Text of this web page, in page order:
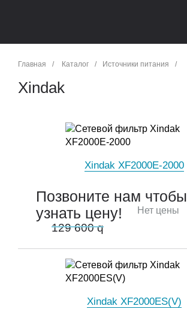
Главная / Каталог / Источники питания /
Xindak
Xindak XF2000E-2000
Позвоните нам чтобы
узнать цену!
129 600 q
Нет цены
Xindak XF2000ES(V)